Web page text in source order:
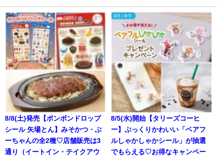
8/8(土)発売【ボンボンドロップ
シール 矢場とん】みそかつ・ぶ
ーちゃんの全2種♡店舗販売は3
通り（イートイン・テイクアウ
8/5(水)開始【タリーズコーヒ
ー】ぷっくりかわいい「ベアフ
ルしゃかしゃかシール」が抽選
でもらえる♡お得なキャンペー